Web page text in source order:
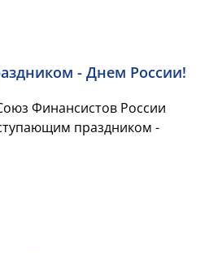
- Днем России!
Финансистов России
праздником -